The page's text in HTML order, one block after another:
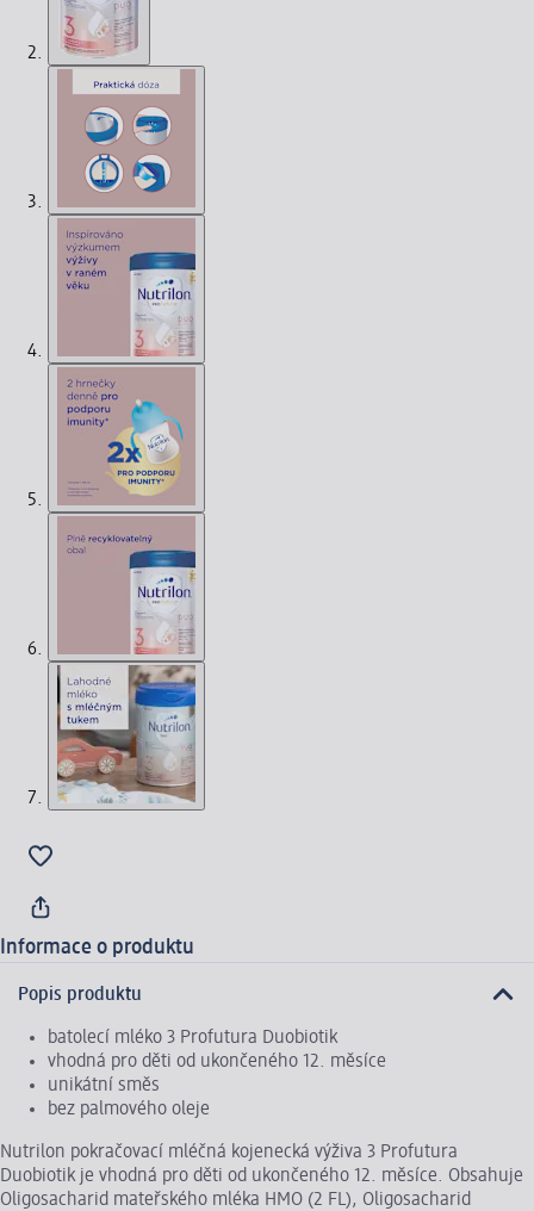
Informace o produktu
Popis produktu
batolecí mléko 3 Profutura Duobiotik
vhodná pro děti od ukončeného 12. měsíce
unikátní směs
bez palmového oleje
Nutrilon pokračovací mléčná kojenecká výživa 3 Profutura
Duobiotik je vhodná pro děti od ukončeného 12. měsíce. Obsahuje
Oligosacharid mateřského mléka HMO (2 FL), Oligosacharid